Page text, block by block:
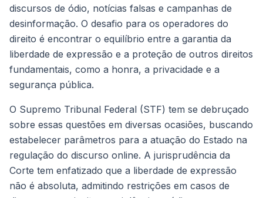
discursos de ódio, notícias falsas e campanhas de
desinformação. O desafio para os operadores do
direito é encontrar o equilíbrio entre a garantia da
liberdade de expressão e a proteção de outros direitos
fundamentais, como a honra, a privacidade e a
segurança pública.
O Supremo Tribunal Federal (STF) tem se debruçado
sobre essas questões em diversas ocasiões, buscando
estabelecer parâmetros para a atuação do Estado na
regulação do discurso online. A jurisprudência da
Corte tem enfatizado que a liberdade de expressão
não é absoluta, admitindo restrições em casos de